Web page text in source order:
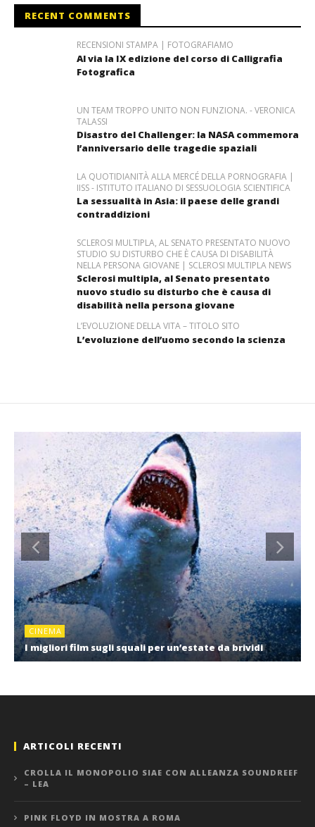
RECENT COMMENTS
RECENSIONI STAMPA | FOTOGRAFIAMO
Al via la IX edizione del corso di Calligrafia
Fotografica
UN TEAM TROPPO UNITO NON FUNZIONA. - VERONICA
TALASSI
Disastro del Challenger: la NASA commemora
l’anniversario delle tragedie spaziali
LA QUOTIDIANITÀ ALLA MERCÉ DELLA PORNOGRAFIA |
IISS - ISTITUTO ITALIANO DI SESSUOLOGIA SCIENTIFICA
La sessualità in Asia: il paese delle grandi
contraddizioni
SCLEROSI MULTIPLA, AL SENATO PRESENTATO NUOVO
STUDIO SU DISTURBO CHE È CAUSA DI DISABILITÀ
NELLA PERSONA GIOVANE | SCLEROSI MULTIPLA NEWS
Sclerosi multipla, al Senato presentato
nuovo studio su disturbo che è causa di
disabilità nella persona giovane
L’EVOLUZIONE DELLA VITA – TITOLO SITO
L’evoluzione dell’uomo secondo la scienza
CINEMA
I migliori film sugli squali per un’estate da brividi
ARTICOLI RECENTI
CROLLA IL MONOPOLIO SIAE CON ALLEANZA SOUNDREEF
– LEA
PINK FLOYD IN MOSTRA A ROMA